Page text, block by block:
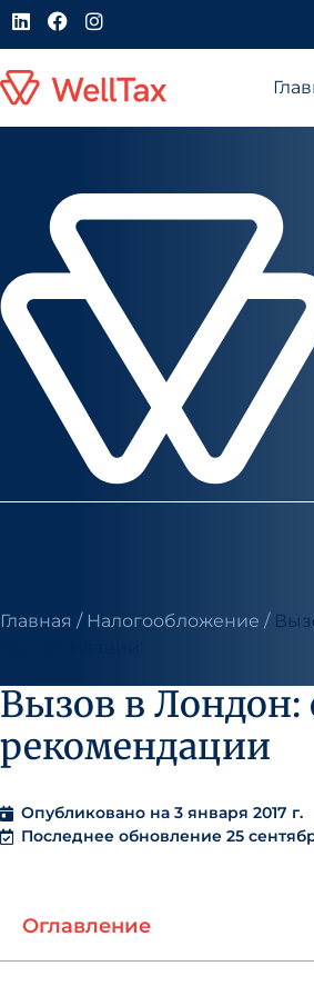
Главная / Налогообложение /
Вызов в Лондон:
рекомендации
Опубликовано на 3 января 2017 г.
Последнее обновление 25
Оглавление